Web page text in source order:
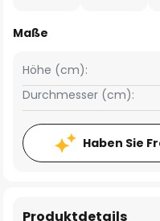
Maße
Höhe (cm):
Durchmesser (cm):
Haben Sie
Produktdetails